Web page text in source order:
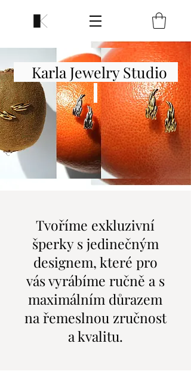
Karla Jewelry Studio
Tvoříme exkluzivní
šperky s jedinečným
designem, které pro
vás vyrábíme ručně a s
maximálním důrazem
na řemeslnou zručnost
a kvalitu.